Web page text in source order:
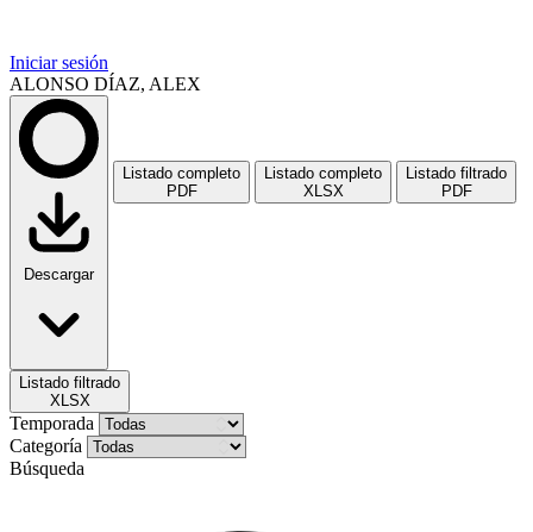
Iniciar sesión
ALONSO DÍAZ, ALEX
Descargar
Listado completo
PDF
Listado completo
XLSX
Listado filtrado
PDF
Listado filtrado
XLSX
Temporada
Categoría
Búsqueda